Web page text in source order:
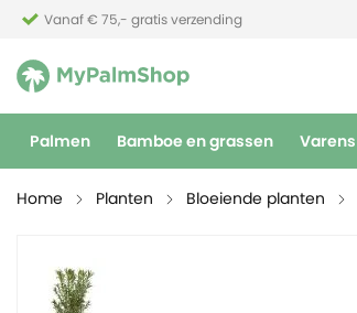
Vanaf € 75,- gratis verzending
Palmen Bamboe en grassen Varens
Home Planten Bloeiende planten